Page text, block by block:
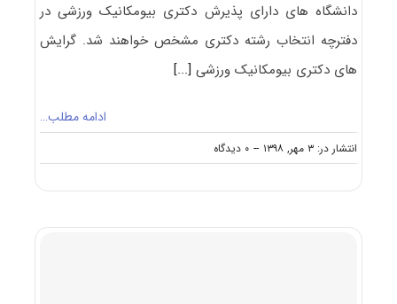
دانشگاه های دارای پذیرش دکتری بیومکانیک ورزشی در
دفترچه انتخاب رشته دکتری مشخص خواهند شد. گرایش
های دکتری بیومکانیک ورزشی[...]
ادامه مطلب…
انتشار در: ۳ مهر, ۱۳۹۸ -- ۰ دیدگاه
on
دانشگاه
دکتری